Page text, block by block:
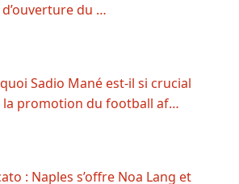
du …
Sadio Mané est-il si crucial
la promotion du football af…
: Naples s’offre Noa Lang et